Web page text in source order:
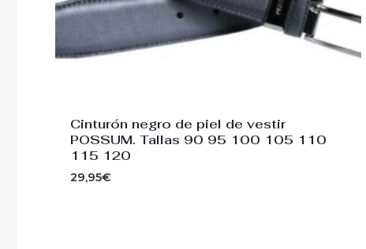
Cinturón negro de piel de vestir
POSSUM. Tallas 90 95 100 105 110
115 120
29,95€